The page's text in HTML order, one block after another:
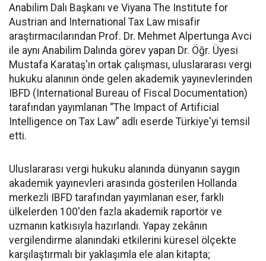
Anabilim Dalı Başkanı ve Viyana The Institute for
Austrian and International Tax Law misafir
araştırmacılarından Prof. Dr. Mehmet Alpertunga Avci
ile aynı Anabilim Dalında görev yapan Dr. Öğr. Üyesi
Mustafa Karataş'ın ortak çalışması, uluslararası vergi
hukuku alanının önde gelen akademik yayınevlerinden
IBFD (International Bureau of Fiscal Documentation)
tarafından yayımlanan “The Impact of Artificial
Intelligence on Tax Law” adlı eserde Türkiye'yi temsil
etti.
Uluslararası vergi hukuku alanında dünyanın saygın
akademik yayınevleri arasında gösterilen Hollanda
merkezli IBFD tarafından yayımlanan eser, farklı
ülkelerden 100'den fazla akademik raportör ve
uzmanın katkısıyla hazırlandı. Yapay zekânın
vergilendirme alanındaki etkilerini küresel ölçekte
karşılaştırmalı bir yaklaşımla ele alan kitapta;